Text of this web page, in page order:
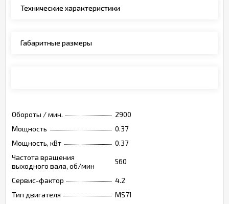
Технические характеристики
Габаритные размеры
Обороты / мин.
2900
Мощность
0.37
Мощность, кВт
0.37
Частота вращения
выходного вала, об/мин
560
Сервис-фактор
4.2
Тип двигателя
MS71